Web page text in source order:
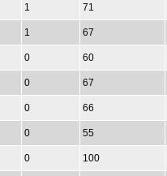
1 71
1 67
0 60
0 67
0 66
0 55
0 100